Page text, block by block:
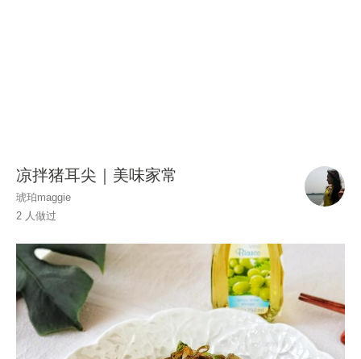
凉拌猪耳尖｜美味家常
琥珀maggie
2 人做过